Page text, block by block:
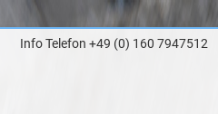
Info Telefon +49 (0) 160 7947512